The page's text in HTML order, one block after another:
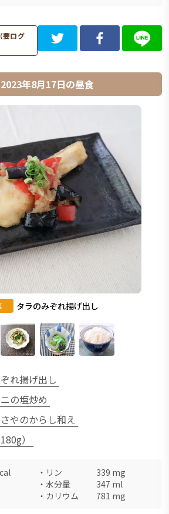
要ログ
2023年8月17日の昼食
タラのみぞれ揚げ出し
れ揚げ出し
の塩炒め
やのからし和え
）
・ リン 339 mg
・ 水分量 347 ml
・ カリウム 781 mg